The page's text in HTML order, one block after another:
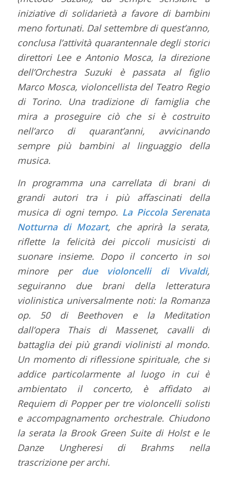
iniziative di solidarietà a favore di bambini
meno fortunati. Dal settembre di quest’anno,
conclusa l’attività quarantennale degli storici
direttori Lee e Antonio Mosca, la direzione
dell’Orchestra Suzuki è passata al figlio
Marco Mosca, violoncellista del Teatro Regio
di Torino. Una tradizione di famiglia che
mira a proseguire ciò che si è costruito
nell’arco di quarant’anni, avvicinando
sempre più bambini al linguaggio della
musica.
In programma una carrellata di brani di
grandi autori tra i più affascinati della
musica di ogni tempo. La Piccola Serenata
Notturna di Mozart, che aprirà la serata,
riflette la felicità dei piccoli musicisti di
suonare insieme. Dopo il concerto in sol
minore per due violoncelli di Vivaldi,
seguiranno due brani della letteratura
violinistica universalmente noti: la Romanza
op. 50 di Beethoven e la Meditation
dall’opera Thais di Massenet, cavalli di
battaglia dei più grandi violinisti al mondo.
Un momento di riflessione spirituale, che si
addice particolarmente al luogo in cui è
ambientato il concerto, è affidato al
Requiem di Popper per tre violoncelli solisti
e accompagnamento orchestrale. Chiudono
la serata la Brook Green Suite di Holst e le
Danze Ungheresi di Brahms nella
trascrizione per archi.